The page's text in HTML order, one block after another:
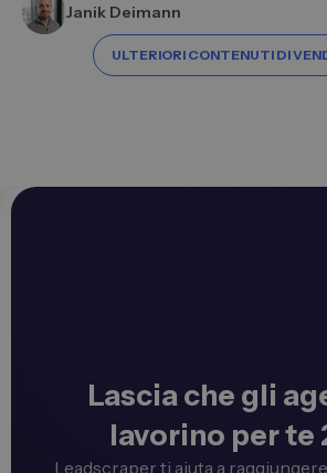
Janik Deimann
ULTERIORI CONTENUTI DI
Lascia che gli
lavorino per te
Leadscraper ti aiuta a